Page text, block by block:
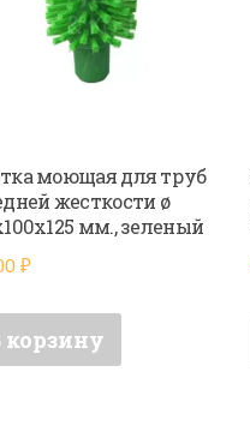
моющая для труб
жесткости ø
мм., зеленый
₽
корзину